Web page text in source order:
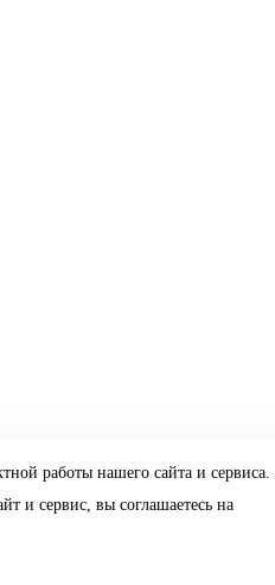
работы нашего сайта и сервиса.
и сервис, вы соглашаетесь на